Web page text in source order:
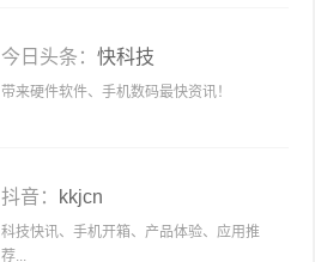
今日头条： 快科技
带来硬件软件、手机数码最快资讯！
抖音： kkjcn
科技快讯、手机开箱、产品体验、应用推
荐...